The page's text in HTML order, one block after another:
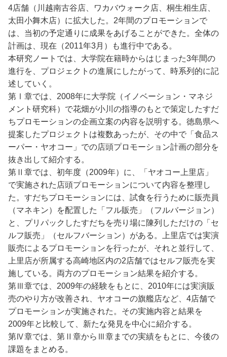
4店舗（川越南古谷店、ワカバウォーク店、桐生相生店、
太田小舞木店）に拡大した。2年間のプロモーションで
は、当初の予定通りに成果をあげることができた。全体の
計画は、現在（2011年3月）も進行中である。
本研究ノートでは、大学院在籍時からはじまった3年間の
進行を、プロジェクトの進展にしたがって、時系列的に記
述していく。
第Ⅰ章では、2008年に大学院（イノベーション・マネジ
メント研究科）で花畑が小川の指導のもとで策定したすだ
ちプロモーションの企画立案の内容を説明する。徳島県へ
提案したプロジェクトは複数あったが、その中で「食品ス
ーパー・ヤオコー」での店頭プロモーション計画の部分を
抜き出して紹介する。
第Ⅱ章では、初年度（2009年）に、「ヤオコー上里店」
で実施された店頭プロモーションについて内容を整理し
た。すだちプロモーションには、試食を行うために販売員
（マネキン）を配置した「フル販売」（フルバージョン）
と、プリパックしたすだちを売り場に陳列しただけの「セ
ルフ販売」（セルフバーション）がある。上里店では実演
販売によるプロモーションを行ったが、それと並行して、
上里店が所属する高崎地区内の2店舗ではセルフ販売を実
施している。両方のプロモーション結果を紹介する。
第Ⅲ章では、2009年の経験をもとに、2010年には実演販
売のやり方が改善され、ヤオコーの旗艦店など、4店舗で
プロモーションが実施された。その実施内容と結果を
2009年と比較して、新たな発見を中心に紹介する。
第Ⅳ章では、第Ⅱ章からⅢ章までの実績をもとに、今後の
課題をまとめる。